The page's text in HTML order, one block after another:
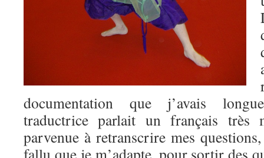
documentation que j’avais
traductrice parlait un français très
parvenue à retranscrire mes
fallu que je m’adapte, pour sortir des